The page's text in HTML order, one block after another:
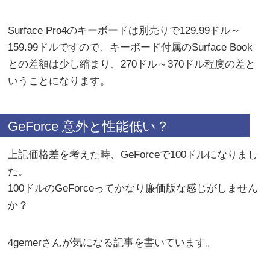
Surface Pro4のキーボードは別売りで129.99ドル～
159.99ドルですので、キーボード付属のSurface Book
との差額は少し縮まり、270ドル～370ドル程度の差と
いうことになります。
GeForce 意外と性能低い？
上記価格差を考えた時、GeForceで100ドルになりまし
た。
100ドルのGeForceってかなり廉価版な感じがしません
か？
4gemerさんが気になる記事を書いています。